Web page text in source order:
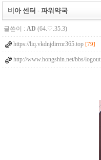
비아 센터 - 파워약국
글쓴이 : AD (64.♡.35.3)
https://liq.vkdnjdirrnr365.top [79]
http://www.hongshin.net/bbs/